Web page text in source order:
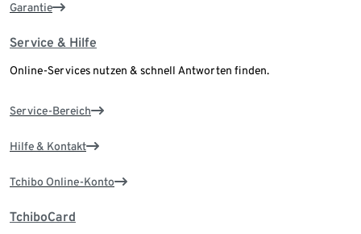
Garantie
Service & Hilfe
Online-Services nutzen & schnell Antworten finden.
Service-Bereich
Hilfe & Kontakt
Tchibo Online-Konto
TchiboCard